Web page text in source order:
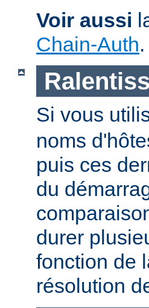
Voir aussi
Chain-Auth.
Si vous
noms
puis ces
du
durer
fonction de
résolution